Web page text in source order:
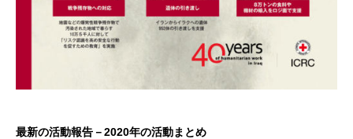
最新の活動報告－2020年の活動まとめ